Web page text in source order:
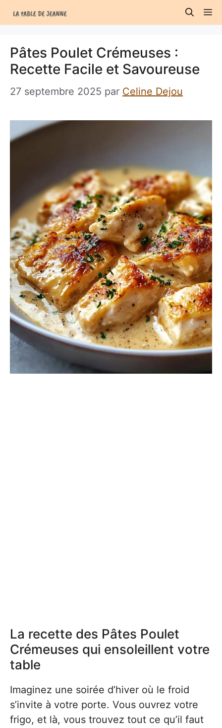
au
Pâtes Poulet Crémeuses :
Recette Facile et Savoureuse
27 septembre 2025 par Celine Dejou
La recette des Pâtes Poulet
Crémeuses qui ensoleillent votre
table
Imaginez une soirée d’hiver où le froid
s’invite à votre porte. Vous ouvrez votre
frigo, et là, vous trouvez tout ce qu’il faut